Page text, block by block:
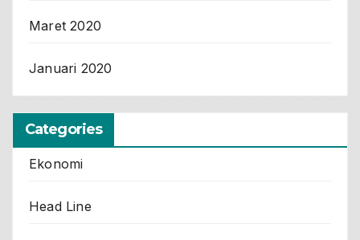
Maret 2020
Januari 2020
Categories
Ekonomi
Head Line